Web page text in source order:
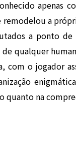
apenas
remodelou a
a ponto de
qualquer
com o jogador
quanto na